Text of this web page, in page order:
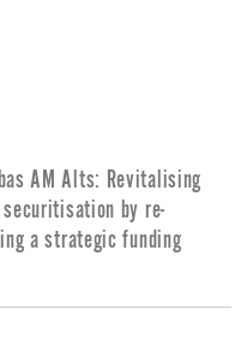
AM Alts: Revitalising
securitisation by re-
a strategic funding